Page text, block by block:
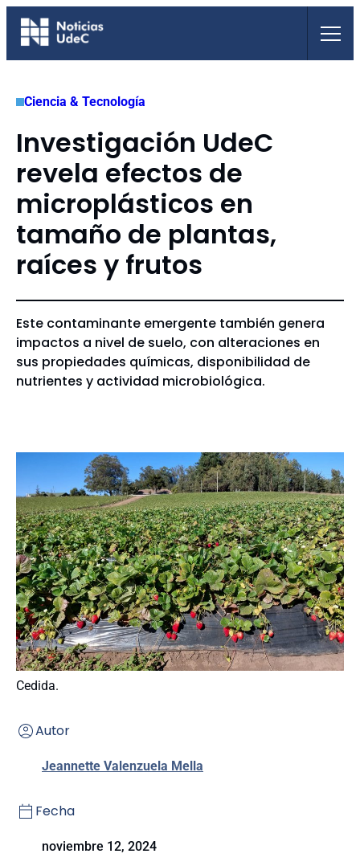
Saltar
Ciencia & Tecnología
Investigación UdeC
revela efectos de
microplásticos en
tamaño de plantas,
raíces y frutos
Este contaminante emergente también genera
impactos a nivel de suelo, con alteraciones en
sus propiedades químicas, disponibilidad de
nutrientes y actividad microbiológica.
Cedida.
Autor
Jeannette Valenzuela Mella
Fecha
noviembre 12, 2024